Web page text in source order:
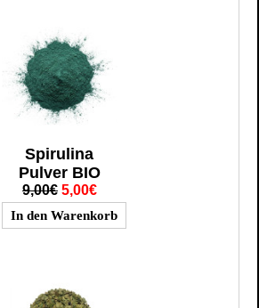
Spirulina
Pulver BIO
9,00€ 5,00€